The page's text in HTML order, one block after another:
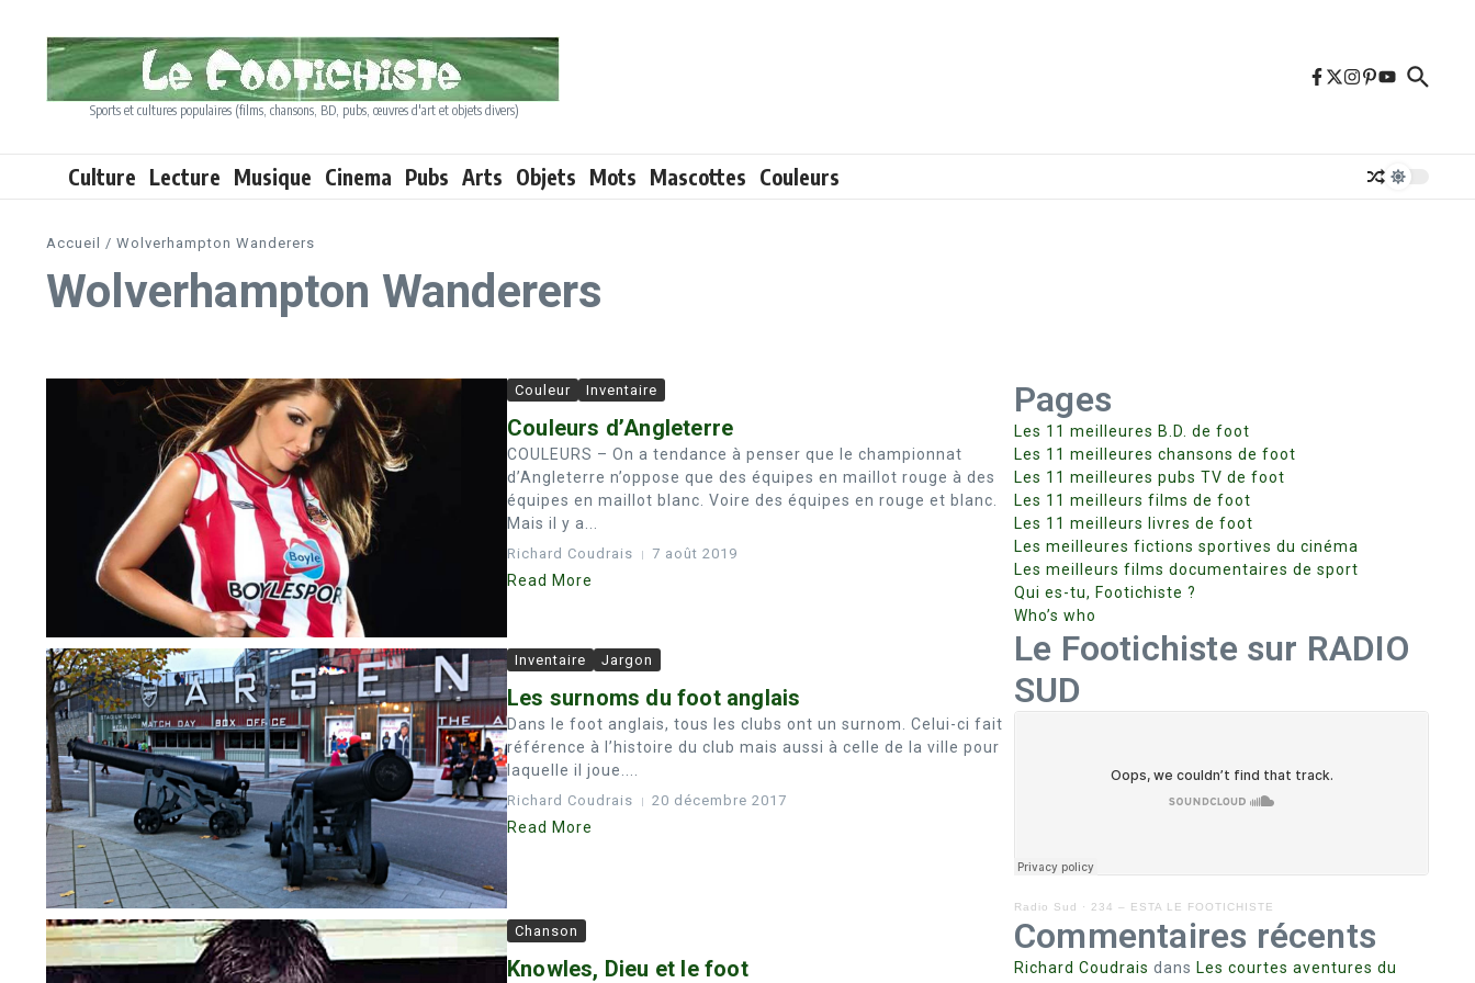
Sports et cultures populaires (films, chansons, BD, pubs, œuvres d'art et objets divers)
Culture Lecture Musique Cinema Pubs Arts Objets Mots Mascottes Couleurs
Accueil / Wolverhampton Wanderers
Wolverhampton Wanderers
Couleur Inventaire
Couleurs d’Angleterre
COULEURS – On a tendance à penser que le championnat
d’Angleterre n’oppose que des équipes en maillot rouge à des
équipes en maillot blanc. Voire des équipes en rouge et blanc.
Mais il y a...
Richard Coudrais 7 août 2019
Read More
Inventaire Jargon
Les surnoms du foot anglais
Dans le foot anglais, tous les clubs ont un surnom. Celui-ci fait
référence à l’histoire du club mais aussi à celle de la ville pour
laquelle il joue....
Richard Coudrais 20 décembre 2017
Read More
Chanson
Knowles, Dieu et le foot
Pages
Les 11 meilleures B.D. de foot
Les 11 meilleures chansons de foot
Les 11 meilleures pubs TV de foot
Les 11 meilleurs films de foot
Les 11 meilleurs livres de foot
Les meilleures fictions sportives du cinéma
Les meilleurs films documentaires de sport
Qui es-tu, Footichiste ?
Who’s who
Le Footichiste sur RADIO
SUD
Radio Sud · 234 – ESTA LE FOOTICHISTE
Commentaires récents
Richard Coudrais dans Les courtes aventures du